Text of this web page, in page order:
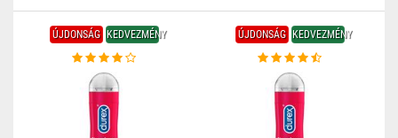
ÚJDONSÁG KEDVEZMÉNY ÚJDONSÁG KEDVEZMÉNY